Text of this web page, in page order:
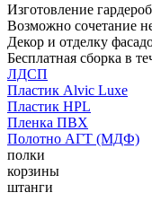
Изготовление
Возможно сочетание
Декор и отделку
Бесплатная сборка в
ЛДСП
Пластик Alvic Luxe
Пластик HPL
Пленка ПВХ
Полотно АГТ (МДФ)
полки
корзины
штанги